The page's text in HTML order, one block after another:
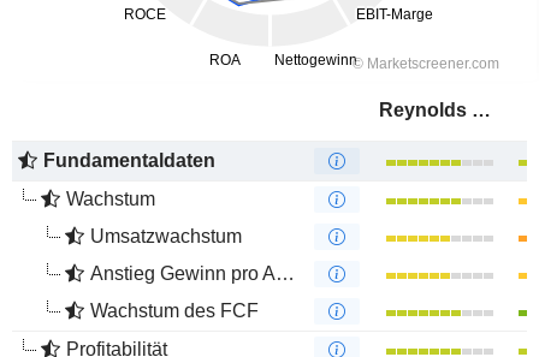
Reynolds Consumer Products Inc.
Fundamentaldaten
Wachstum
Umsatzwachstum
Anstieg Gewinn pro Aktie
Wachstum des FCF
Profitabilität